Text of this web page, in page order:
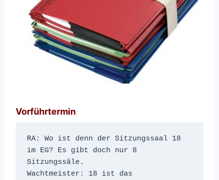
Vorführtermin
RA: Wo ist denn der Sitzungssaal 18
im EG? Es gibt doch nur 8
Sitzungssäle.
Wachtmeister: 18 ist das